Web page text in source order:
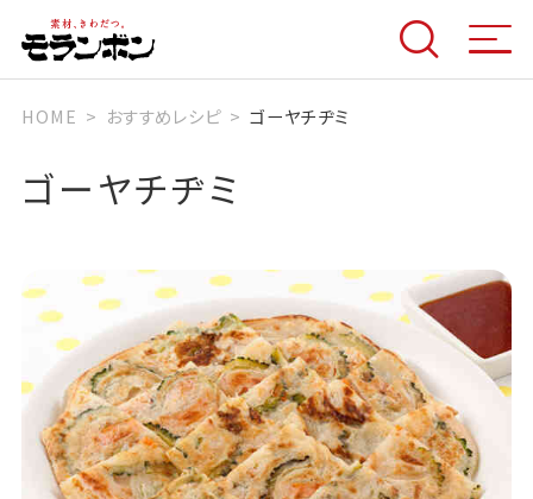
HOME おすすめレシピ ゴーヤチヂミ
ゴーヤチヂミ